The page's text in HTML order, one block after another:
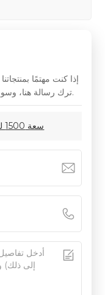
إذا كنت مهتمًا
ترك رسالة هنا، وسوف نقوم بالرد عليك في أقرب وقت ممكن.
خزان وقود ONFT-1500D سعة 1500 لتر